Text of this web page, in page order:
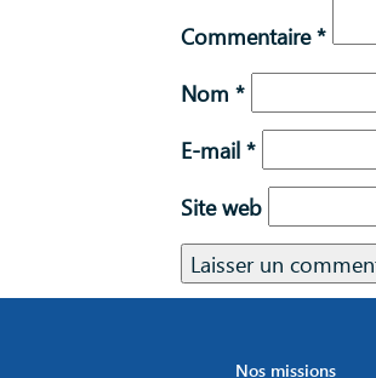
Commentaire*
Nom*
E-mail*
Site web
Nos missions